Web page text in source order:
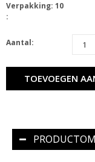
Verpakking: 10
:
Aantal:
TOEVOEGEN